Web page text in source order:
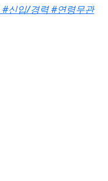
#신입/경력#연령무관